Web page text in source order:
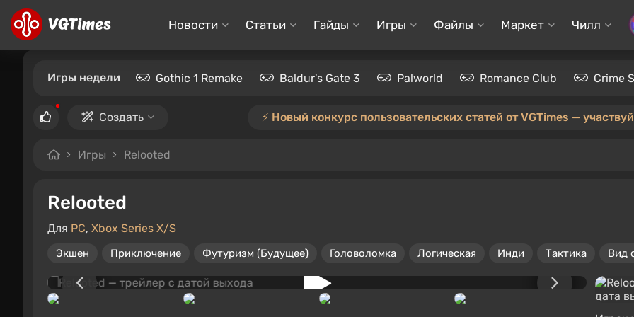
Новости Статьи Гайды Игры Файлы Маркет Чилл
Игры недели Gothic 1 Remake Baldur's Gate 3 Palworld Romance Club Crime
Создать ⚡️ Новый конкурс пользовательских статей от VGTimes —
Игры Relooted
Relooted
Для PC, Xbox Series X/S
Экшен Приключение Футуризм (Будущее) Головоломка Логическая Инди Тактика Вид